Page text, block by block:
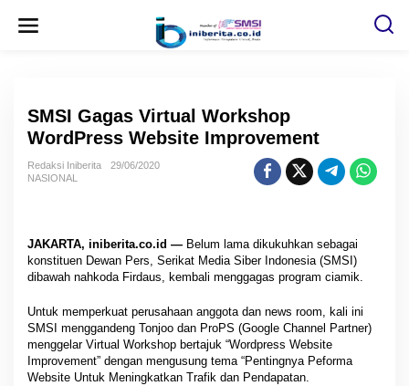
SMSI Gagas Virtual Workshop
WordPress Website Improvement
Redaksi Iniberita
29/06/2020
NASIONAL
JAKARTA, iniberita.co.id — Belum lama dikukuhkan sebagai
konstituen Dewan Pers, Serikat Media Siber Indonesia (SMSI)
dibawah nahkoda Firdaus, kembali menggagas program ciamik.
Untuk memperkuat perusahaan anggota dan news room, kali ini
SMSI menggandeng Tonjoo dan ProPS (Google Channel Partner)
menggelar Virtual Workshop bertajuk “Wordpress Website
Improvement” dengan mengusung tema “Pentingnya Peforma
Website Untuk Meningkatkan Trafik dan Pendapatan.